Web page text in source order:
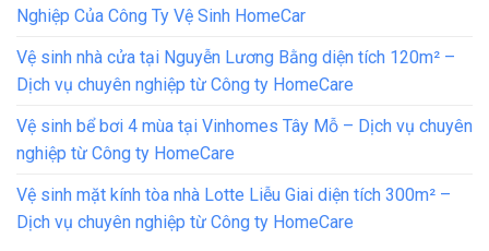
Nghiệp Của Công Ty Vệ Sinh HomeCar
Vệ sinh nhà cửa tại Nguyễn Lương Bằng diện tích 120m² –
Dịch vụ chuyên nghiệp từ Công ty HomeCare
Vệ sinh bể bơi 4 mùa tại Vinhomes Tây Mỗ – Dịch vụ chuyên
nghiệp từ Công ty HomeCare
Vệ sinh mặt kính tòa nhà Lotte Liễu Giai diện tích 300m² –
Dịch vụ chuyên nghiệp từ Công ty HomeCare